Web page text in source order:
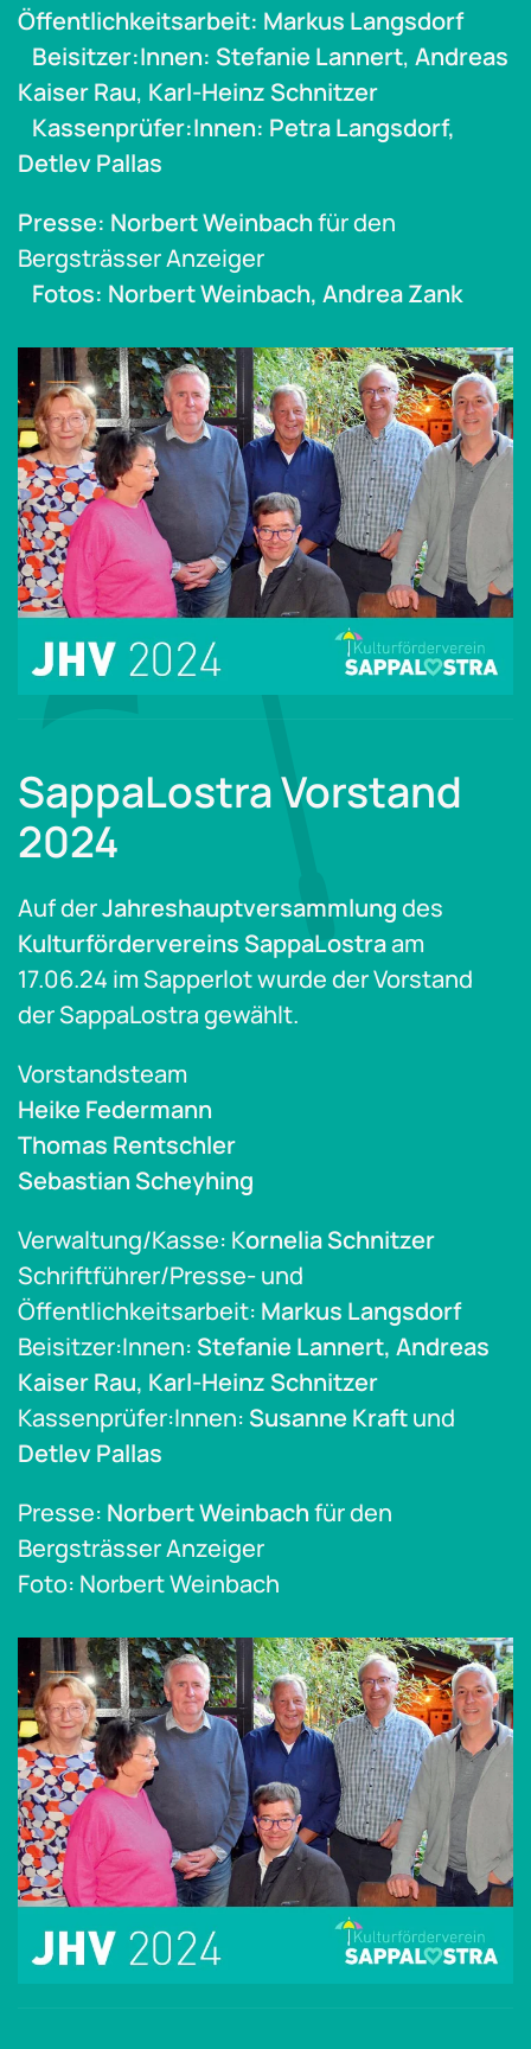
Öffentlichkeitsarbeit: Markus Langsdorf
Beisitzer:Innen: Stefanie Lannert, Andreas
Kaiser Rau, Karl-Heinz Schnitzer
Kassenprüfer:Innen: Petra Langsdorf,
Detlev Pallas
Presse: Norbert Weinbachfür den
Bergsträsser Anzeiger
Fotos: Norbert Weinbach, Andrea Zank
SappaLostra Vorstand
2024
Auf derJahreshauptversammlungdes
Kulturfördervereins SappaLostraam
17.06.24 im Sapperlot wurde der Vorstand
der SappaLostra gewählt.
Vorstandsteam
Heike Federmann
Thomas Rentschler
Sebastian Scheyhing
Verwaltung/Kasse: Kornelia Schnitzer
Schriftführer/Presse- und
Öffentlichkeitsarbeit: Markus Langsdorf
Beisitzer:Innen: Stefanie Lannert, Andreas
Kaiser Rau, Karl-Heinz Schnitzer
Kassenprüfer:Innen: Susanne Kraftund
Detlev Pallas
Presse: Norbert Weinbachfür den
Bergsträsser Anzeiger
Foto: Norbert Weinbach